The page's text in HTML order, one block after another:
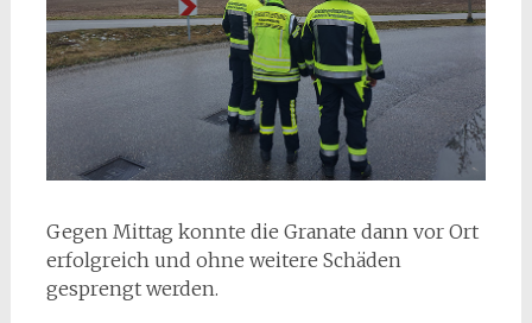
Gegen Mittag konnte die Granate dann vor Ort
erfolgreich und ohne weitere Schäden
gesprengt werden.